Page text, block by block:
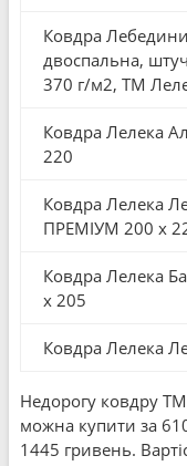
Ковдра
двоспальна,
370 г/м2, ТМ
Ковдра Лелека
220
Ковдра Лелека
ПРЕМІУМ 200 x
Ковдра Лелека
x 205
Ковдра Лелека
Недорогу ковдру
можна купити за
1445 гривень.